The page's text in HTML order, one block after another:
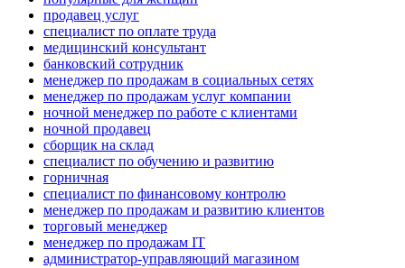
продавец услуг
специалист по оплате труда
медицинский консультант
банковский сотрудник
менеджер по продажам в социальных сетях
менеджер по продажам услуг компании
ночной менеджер по работе с клиентами
ночной продавец
сборщик на склад
специалист по обучению и развитию
горничная
специалист по финансовому контролю
менеджер по продажам и развитию клиентов
торговый менеджер
менеджер по продажам IT
администратор-управляющий магазином